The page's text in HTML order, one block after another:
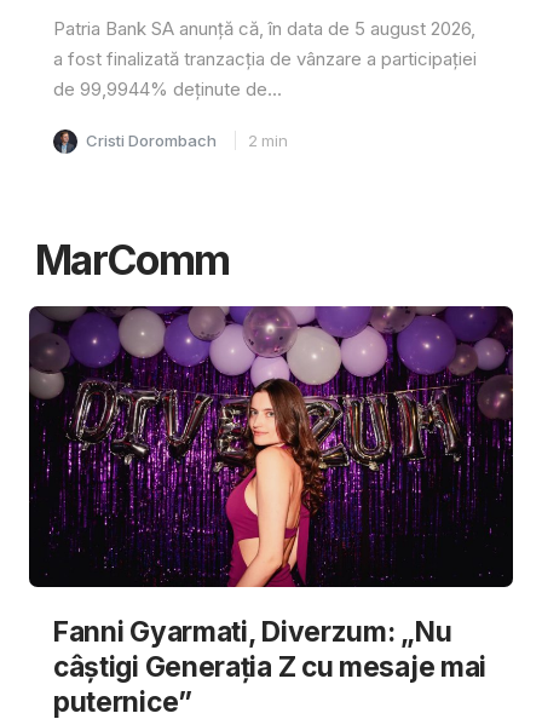
Patria Bank SA anunță că, în data de 5 august 2026,
a fost finalizată tranzacția de vânzare a participației
de 99,9944% deținute de...
Cristi Dorombach 2 min
MarComm
Fanni Gyarmati, Diverzum: „Nu
câștigi Generația Z cu mesaje mai
puternice”